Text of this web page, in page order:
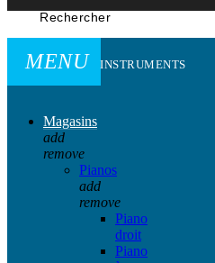
Rechercher
MENU INSTRUMENTS
Magasins
add
remove
Pianos
add
remove
Piano
droit
Piano